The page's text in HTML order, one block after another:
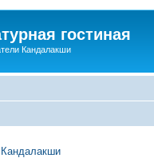
гостиная
Кандалакши